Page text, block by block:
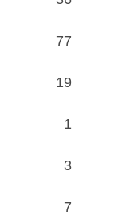
77
19
1
3
7